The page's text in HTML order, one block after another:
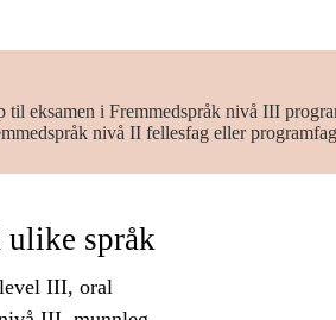
til eksamen i Fremmedspråk nivå III
nivå II fellesfag eller programfag
ulike språk
III, oral